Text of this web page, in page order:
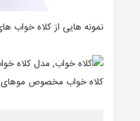
نمونه هایی از کلاه خواب
کلاه خواب مخصوص موهای